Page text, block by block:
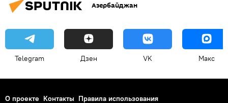
Азербайджан
Telegram Дзен VK Макс
О проекте Контакты Правила использования